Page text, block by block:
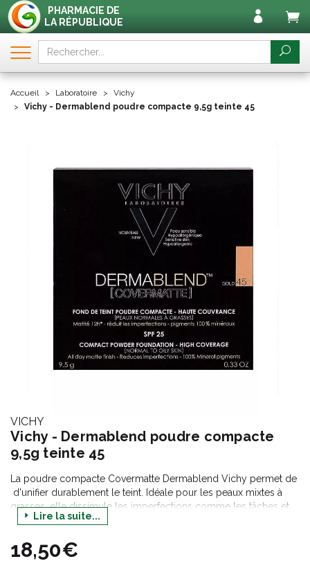
PHARMACIE DE
LA RÉPUBLIQUE
Accueil Laboratoire
Vichy
Vichy - Dermablend poudre compacte 9,5g teinte 45
VICHY
Vichy - Dermablend poudre compacte
9,5g teinte 45
La poudre compacte Covermatte Dermablend Vichy permet de
d'unifier durablement le teint. Idéale pour les peaux mixtes à
grasses, elle dissimule les imperfections comme les tâches et
les irrégularités. De plus, elle agit directement sur la qualité de la
rayons UV grâce à son SPF45. Ainsi les imperfections et leur
apparition sont visiblement réduites en seulement 4 semaines.
Lire la suite...
18,50€